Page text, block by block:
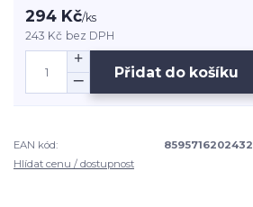
294 Kč/ks
243 Kč bez DPH
Přidat do košíku
EAN kód:
8595716202432
Hlídat cenu / dostupnost